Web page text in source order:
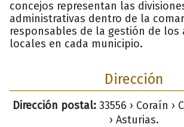
concejos representan las
administrativas dentro de la
responsables de la gestión de los
locales en cada municipio.
Dirección
Dirección postal:33556 › Coraín ›
› Asturias.